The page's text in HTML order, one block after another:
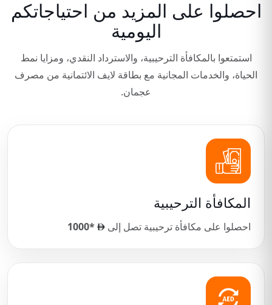
احصلوا على المزيد من احتياجاتكم
اليومية
استمتعوا بالمكافأة الترحيبية، والاسترداد النقدي، ومزايا نمط
الحياة، والخدمات المجانية مع بطاقة لايف الائتمانية من مصرف
عجمان.
المكافأة الترحيبية
احصلوا على مكافأة ترحيبية تصل إلى 1000*